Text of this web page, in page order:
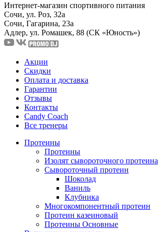
Интернет-магазин спортивного питания
Сочи, ул. Роз, 32а
Сочи, Гагарина, 23а
Адлер, ул. Ромашек, 88 (СК «Юность»)
Акции
Скидки
Оплата и доставка
Гарантии
Отзывы
Контакты
Candy Coach
Все тренеры
Протеины
Протеины
Изолят сывороточного протеина
Сывороточный протеин
Шоколад
Ваниль
Клубника
Многокомпонентный протеин
Протеин казеиновый
Протеины Основные